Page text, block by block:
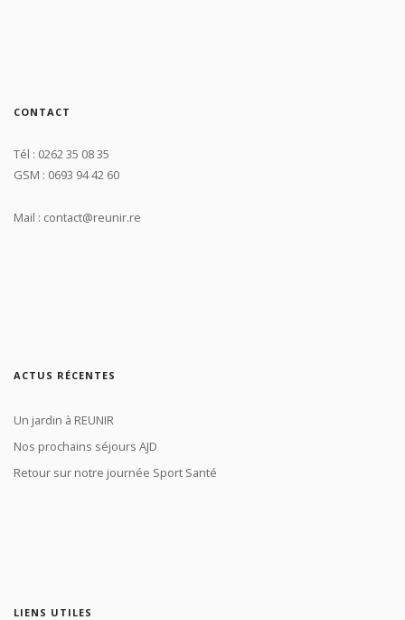
CONTACT
Tél : 0262 35 08 35
GSM : 0693 94 42 60
Mail : contact@reunir.re
ACTUS RÉCENTES
Un jardin à REUNIR
Nos prochains séjours AJD
Retour sur notre journée Sport Santé
LIENS UTILES